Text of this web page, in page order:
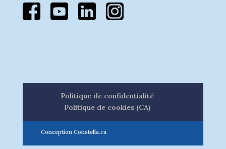
Politique de confidentialité
Politique de cookies (CA)
Conception Constella.ca